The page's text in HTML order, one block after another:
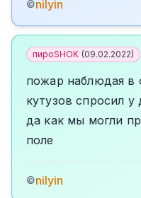
©nilyin
пироSHOK (09.02.2022)
пожар наблюдая в
кутузов спросил у
да как мы могли
поле
©nilyin